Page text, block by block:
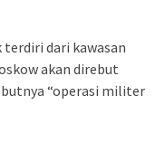
dari kawasan
akan direbut
“operasi militer